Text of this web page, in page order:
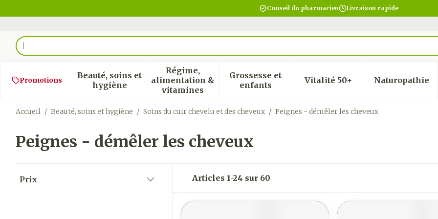
Conseil du pharmacien Livraison rapide
Rechercher
Promotions
Beauté, soins et
hygièneAfficher le sous-menu pour la catégorie Beauté, soins et hygiène
Régime,
alimentation &
vitamines
Afficher le sous-menu pour la catégorie Régime,
Grossesse et
enfantsAfficher le sous-menu pour la catégorie
Vitalité 50+Afficher le sous-menu
Naturopathie
Afficher
Accueil / Beauté, soins et hygiène / Soins du cuir chevelu et des cheveux / Peignes - démêler les cheveux
Peignes - démêler les cheveux
Prix
Articles 1-24 sur 60